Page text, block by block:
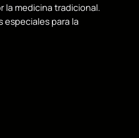
la medicina tradicional.
especiales para la